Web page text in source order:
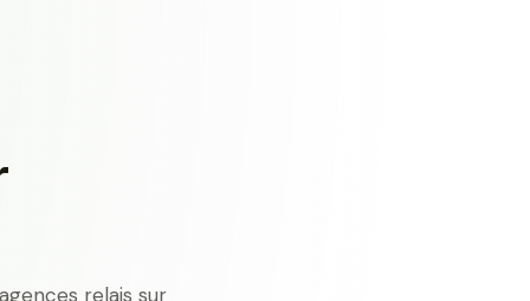
relais sur